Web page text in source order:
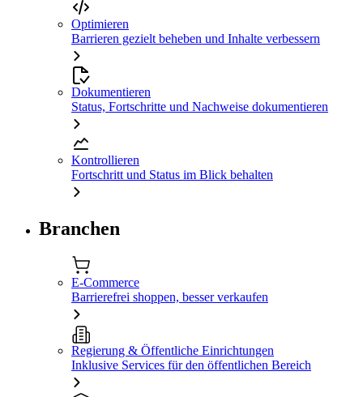
Optimieren
Barrieren gezielt beheben und Inhalte verbessern
Dokumentieren
Status, Fortschritte und Nachweise dokumentieren
Kontrollieren
Fortschritt und Status im Blick behalten
Branchen
E-Commerce
Barrierefrei shoppen, besser verkaufen
Regierung & Öffentliche Einrichtungen
Inklusive Services für den öffentlichen Bereich